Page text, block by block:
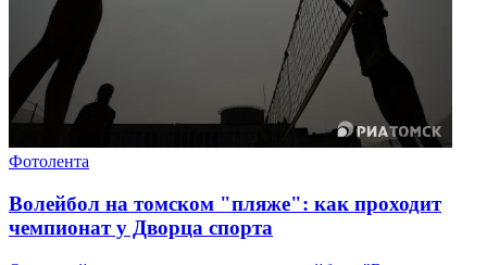
Фотолента
Волейбол на томском "пляже": как проходит
чемпионат у Дворца спорта